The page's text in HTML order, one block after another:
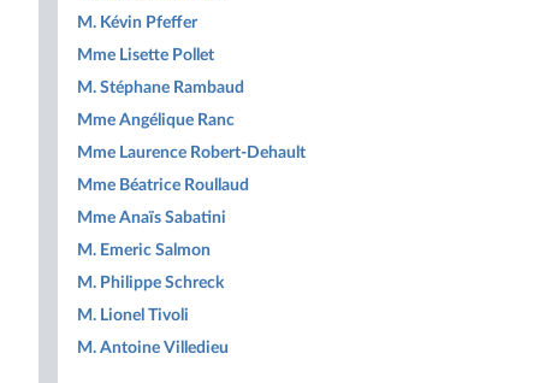
M. Kévin Pfeffer
Mme Lisette Pollet
M. Stéphane Rambaud
Mme Angélique Ranc
Mme Laurence Robert-Dehault
Mme Béatrice Roullaud
Mme Anaïs Sabatini
M. Emeric Salmon
M. Philippe Schreck
M. Lionel Tivoli
M. Antoine Villedieu